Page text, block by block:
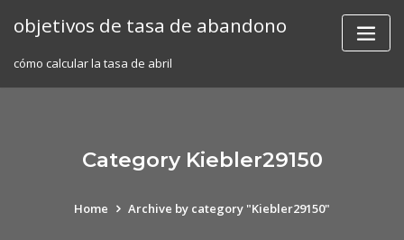
objetivos de tasa de abandono
cómo calcular la tasa de abril
Category Kiebler29150
Home Archive by category "Kiebler29150"